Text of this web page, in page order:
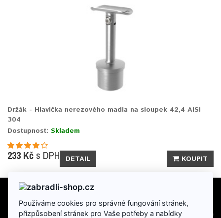
Držák - Hlavička nerezového madla na sloupek 42,4 AISI
304
Dostupnost: Skladem
233 Kč s DPH DETAIL KOUPIT
INFORMACE
Používáme cookies pro správné fungování stránek,
přizpůsobení stránek pro Vaše potřeby a nabídky